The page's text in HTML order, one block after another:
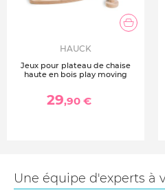
HAUCK
Jeux pour plateau de chaise
haute en bois play moving
29,90 €
Une équipe d'experts à